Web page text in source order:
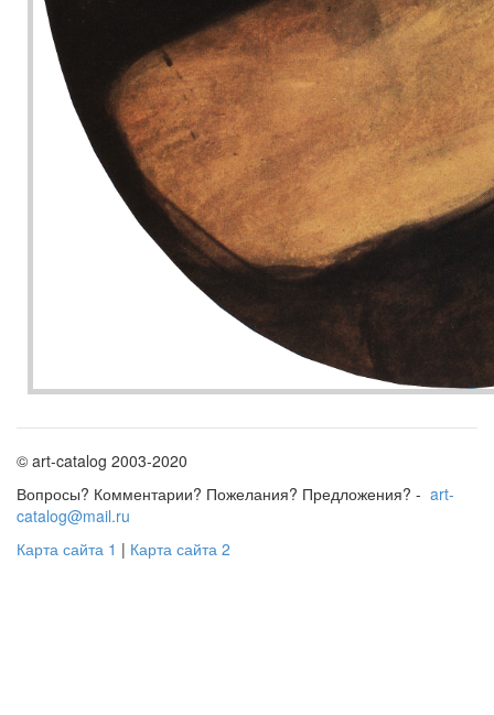
© art-catalog 2003-2020
Вопросы? Комментарии? Пожелания? Предложения? - art-
catalog@mail.ru
Карта сайта 1 | Карта сайта 2